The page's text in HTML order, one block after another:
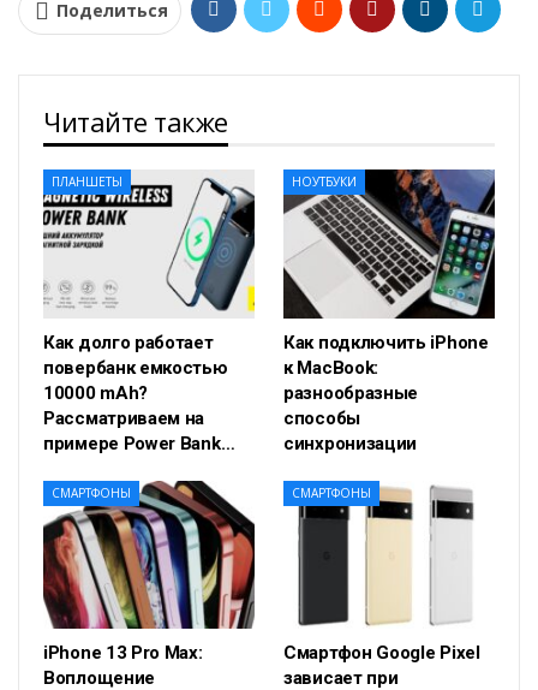
Поделиться
Читайте также
ПЛАНШЕТЫ
Как долго работает
повербанк емкостью
10000 mAh?
Рассматриваем на
примере Power Bank…
НОУТБУКИ
Как подключить iPhone
к MacBook:
разнообразные
способы
синхронизации
СМАРТФОНЫ
iPhone 13 Pro Max:
Воплощение
СМАРТФОНЫ
Смартфон Google Pixel
зависает при